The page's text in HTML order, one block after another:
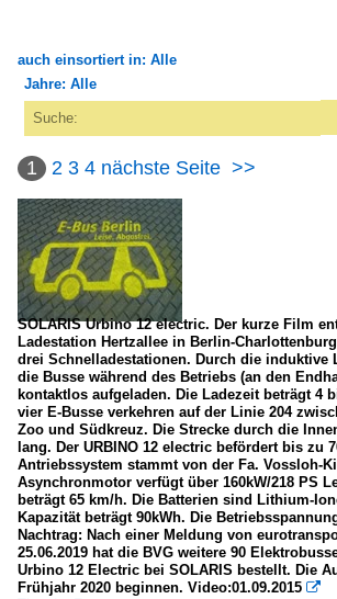
auch einsortiert in: Alle
Alle Kategorien
Alternative Antriebe
Elektrobus (vollelektrisch)
Solaris Urbino Electric
Sonstige
Bustypen
Kleinbusse
Sonstige
Stadtbusse
MAN Doppelstockbus (außer
MAN Lion's City DD (Doppelstock)
MAN Niederflurbus 2. Generation
Jahre: Alle
2007
2008
2009
2010
2010
2012
2013
2014
2015
2020
2020
1 2 3 4 nächste Seite >>
SOLARIS Urbino 12 electric. Der kurze Film
Ladestation Hertzallee in Berlin-
drei Schnelladestationen. Durch die induktive
die Busse während des Betriebs (an den
kontaktlos aufgeladen. Die Ladezeit beträgt 4
vier E-Busse verkehren auf der Linie 204
Zoo und Südkreuz. Die Strecke durch die
lang. Der URBINO 12 electric befördert bis zu
Antriebssystem stammt von der Fa. Vossloh-
Asynchronmotor verfügt über 160kW/218 PS
beträgt 65 km/h. Die Batterien sind Lithium-
Kapazität beträgt 90kWh. Die
Nachtrag: Nach einer Meldung von
25.06.2019 hat die BVG weitere 90
Urbino 12 Electric bei SOLARIS bestellt. Die
Frühjahr 2020 beginnen. Video:01.09.2015 